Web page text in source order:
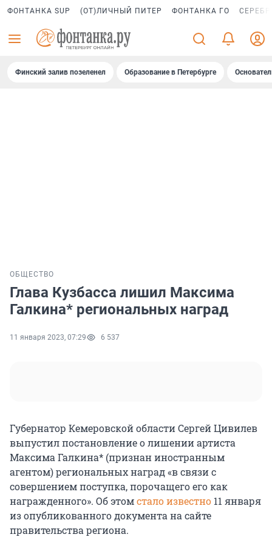
ФОНТАНКА SUP (ОТ)ЛИЧНЫЙ ПИТЕР ФОНТАНКА ГО
Финский залив позеленел Образование в Петербурге
ОБЩЕСТВО
Глава Кузбасса лишил Максима
Галкина* региональных наград
11 января 2023, 07:29 6 537
Губернатор Кемеровской области Сергей Цивилев
выпустил постановление о лишении артиста
Максима Галкина* (признан иностранным
агентом) региональных наград «в связи с
совершением поступка, порочащего его как
награжденного». Об этомстало известно 11 января
из опубликованного документа на сайте
правительства региона.